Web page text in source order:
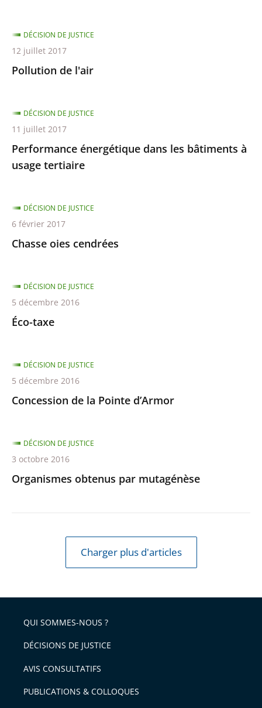
Pollution de l'air
DÉCISION DE JUSTICE
12 juillet 2017
Performance énergétique dans les bâtiments à
usage tertiaire
DÉCISION DE JUSTICE
11 juillet 2017
Chasse oies cendrées
DÉCISION DE JUSTICE
6 février 2017
Éco-taxe
DÉCISION DE JUSTICE
5 décembre 2016
Concession de la Pointe d’Armor
DÉCISION DE JUSTICE
5 décembre 2016
Organismes obtenus par mutagénèse
DÉCISION DE JUSTICE
3 octobre 2016
Charger plus d'articles
QUI SOMMES-NOUS ?
DÉCISIONS DE JUSTICE
AVIS CONSULTATIFS
PUBLICATIONS & COLLOQUES